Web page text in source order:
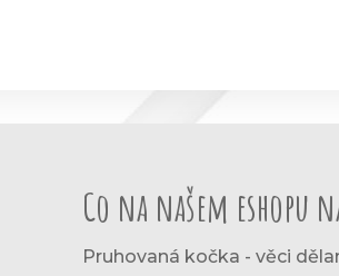
Co na našem eshopu
Pruhovaná kočka - věci